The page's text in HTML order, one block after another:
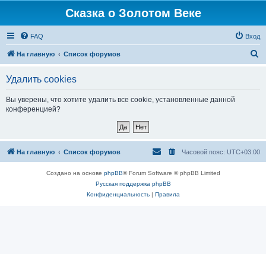
Сказка о Золотом Веке
FAQ Вход
На главную Список форумов
Удалить cookies
Вы уверены, что хотите удалить все cookie, установленные данной
конференцией?
На главную Список форумов Часовой пояс: UTC+03:00
Создано на основе phpBB® Forum Software © phpBB Limited
Русская поддержка phpBB
Конфиденциальность| Правила